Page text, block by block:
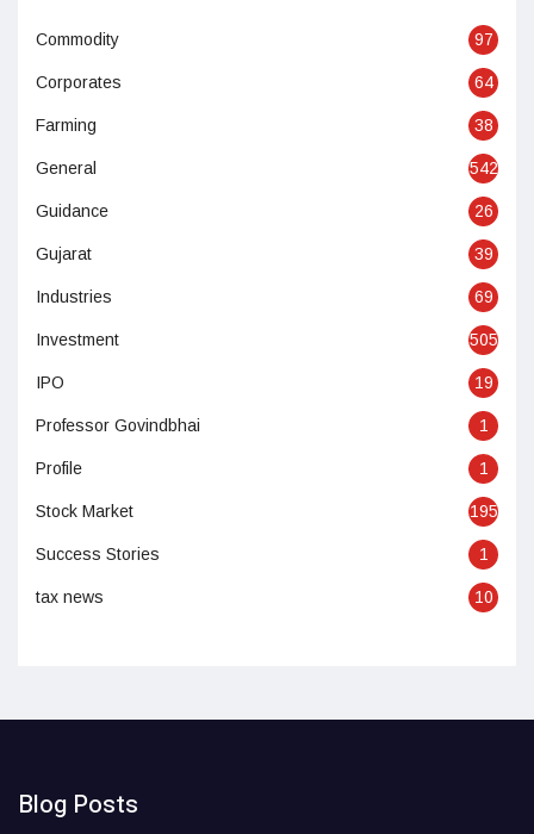
Commodity 97
Corporates 64
Farming 38
General 542
Guidance 26
Gujarat 39
Industries 69
Investment 505
IPO 19
Professor Govindbhai 1
Profile 1
Stock Market 195
Success Stories 1
tax news 10
Blog Posts